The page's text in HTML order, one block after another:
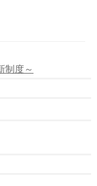
在は？
はユーザーにも責
を負う？
か？
は？
の保有者・名義人
の一覧
制度～